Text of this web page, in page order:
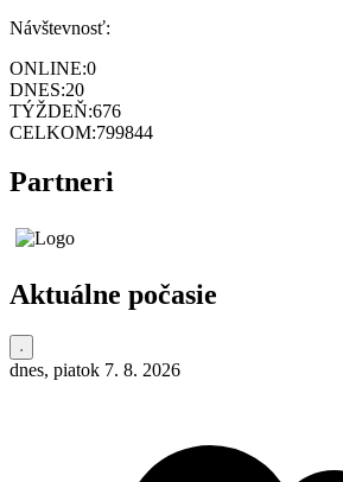
Návštevnosť:
ONLINE:0
DNES:20
TÝŽDEŇ:676
CELKOM:799844
Partneri
Aktuálne počasie
dnes, piatok 7. 8. 2026